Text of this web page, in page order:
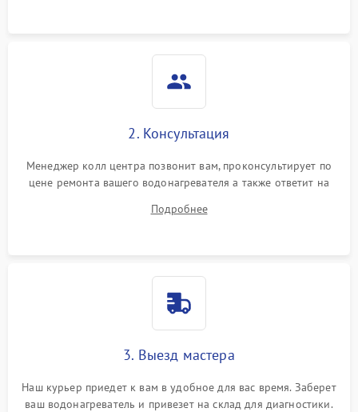
2. Консультация
Менеджер колл центра позвонит вам, проконсультирует по
цене ремонта вашего водонагревателя а также ответит на
Подробнее
3. Выезд мастера
Наш курьер приедет к вам в удобное для вас время. Заберет
ваш водонагреватель и привезет на склад для диагностики.